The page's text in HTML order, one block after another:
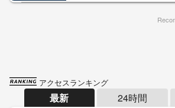
アクセスランキング
最新 24時間